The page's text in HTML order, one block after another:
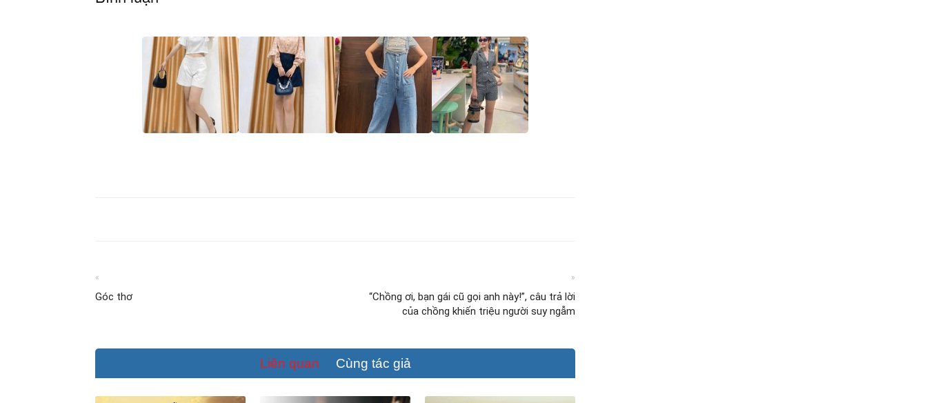
«
Góc thơ
»
“Chồng ơi, bạn gái cũ gọi anh này!”, câu trả lời
của chồng khiến triệu người suy ngẫm
Liên quan Cùng tác giả